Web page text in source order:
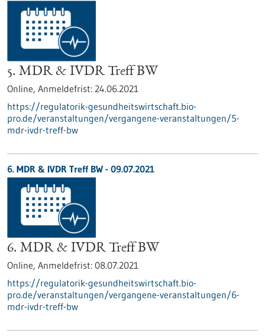
5. MDR & IVDR Treff BW
Online, Anmeldefrist: 24.06.2021
https://regulatorik-gesundheitswirtschaft.bio-
pro.de/veranstaltungen/vergangene-veranstaltungen/5-
mdr-ivdr-treff-bw
6. MDR & IVDR Treff BW - 09.07.2021
6. MDR & IVDR Treff BW
Online, Anmeldefrist: 08.07.2021
https://regulatorik-gesundheitswirtschaft.bio-
pro.de/veranstaltungen/vergangene-veranstaltungen/6-
mdr-ivdr-treff-bw